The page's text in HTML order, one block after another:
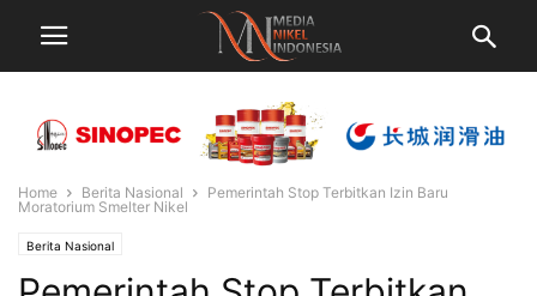
Home Berita Nasional
Pemerintah Stop Terbitkan Izin Baru
Moratorium Smelter Nikel
Berita Nasional